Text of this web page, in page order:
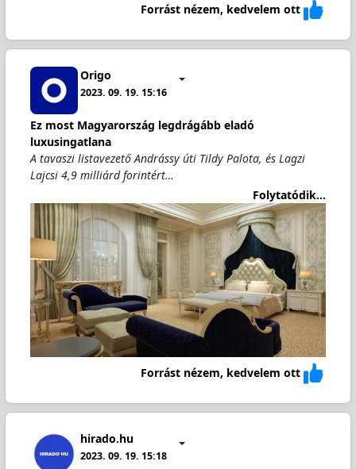
Forrást nézem, kedvelem ott
Origo
2023. 09. 19. 15:16
Ez most Magyarország legdrágább eladó
luxusingatlana
A tavaszi listavezető Andrássy úti Tildy Palota, és Lagzi
Lajcsi 4,9 milliárd forintért…
Folytatódik...
Forrást nézem, kedvelem ott
hirado.hu
2023. 09. 19. 15:18